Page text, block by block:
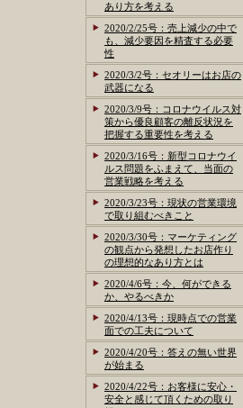
あり方を考える
2020/2/25号：売上減少の中で
も、減少要因を精査する必要
性
2020/3/2号：セオリーはお店の
武器になる
2020/3/9号：コロナウイルス対
策から優良顧客の離反状況を
把握する重要性を考える
2020/3/16号：新型コロナウイ
ルス問題をふまえて、当面の
営業戦略を考える
2020/3/23号：現状の営業環境
で取り組むべきこと
2020/3/30号：マーケティング
の観点から発想したお店作り
の理想的なあり方とは
2020/4/6号：今、何ができる
か、やるべきか
2020/4/13号：現時点での営業
面での工夫について
2020/4/20号：答えの無い世界
が始まる
2020/4/22号：お客様に安心・
安全と感じて頂くための取り